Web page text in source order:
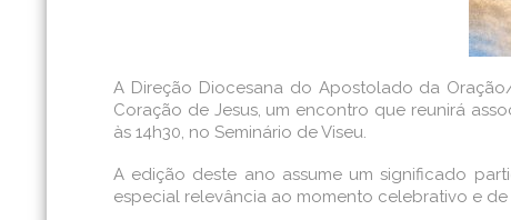
A Direção Diocesana do Apostolado da
Coração de Jesus, um encontro que reunirá
às 14h30, no Seminário de Viseu.
A edição deste ano assume um significado
especial relevância ao momento celebrativo e